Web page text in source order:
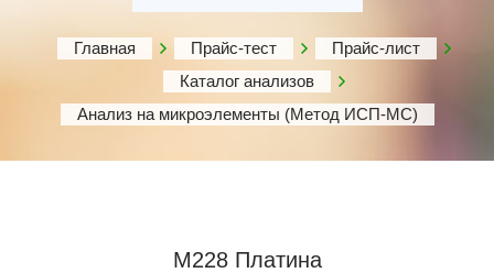
Главная Прайс-тест
Прайс-лист
Каталог анализов
Анализ на микроэлементы (Метод ИСП-МС)
М228 Платина